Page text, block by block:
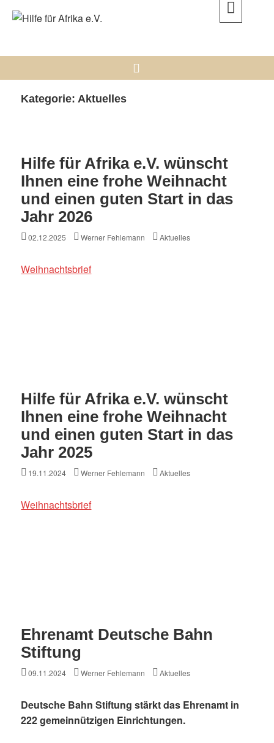
Skip
Kategorie:Aktuelles
Hilfe für Afrika e.V. wünscht
Ihnen eine frohe Weihnacht
und einen guten Start in das
Jahr 2026
Posted
02.12.2025 Author
Werner Fehlemann Categories
Aktuelles
Weihnachtsbrief
Hilfe für Afrika e.V. wünscht
Ihnen eine frohe Weihnacht
und einen guten Start in das
Jahr 2025
Posted
19.11.2024 Author
Werner Fehlemann Categories
Aktuelles
Weihnachtsbrief
Ehrenamt Deutsche Bahn
Stiftung
Posted
09.11.2024 Author
Werner Fehlemann Categories
Aktuelles
Deutsche Bahn Stiftung stärkt das Ehrenamt in
222 gemeinnützigen Einrichtungen.